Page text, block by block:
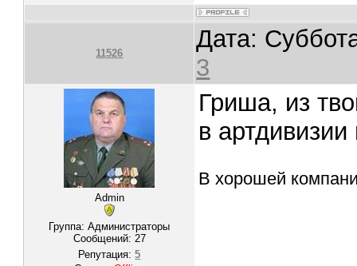
11526
Дата:
3
Admin
Группа: Администраторы
Сообщений: 27
Репутация:5
Гриша, из
в
В хорошей